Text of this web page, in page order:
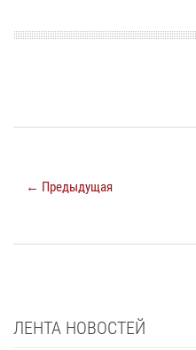
← Предыдущая
ЛЕНТА НОВОСТЕЙ